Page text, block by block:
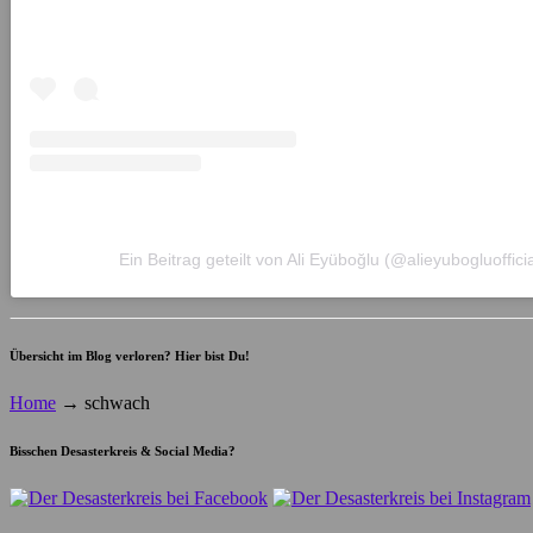
Ein Beitrag geteilt von Ali Eyüboğlu
Übersicht im Blog verloren? Hier bist Du!
Home → schwach
Bisschen Desasterkreis & Social Media?